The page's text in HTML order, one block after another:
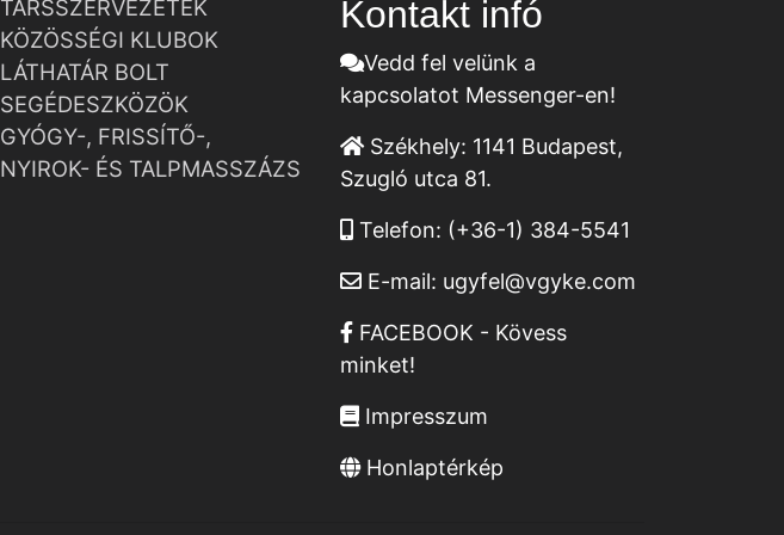
TÁRSSZERVEZETEK
KÖZÖSSÉGI KLUBOK
LÁTHATÁR BOLT
SEGÉDESZKÖZÖK
GYÓGY-, FRISSÍTŐ-,
NYIROK- ÉS TALPMASSZÁZS
Kontakt infó
Vedd fel velünk a
kapcsolatot Messenger-en!
Székhely: 1141 Budapest,
Szugló utca 81.
Telefon: (+36-1) 384-5541
E-mail: ugyfel@vgyke.com
FACEBOOK - Kövess
minket!
Impresszum
Honlaptérkép